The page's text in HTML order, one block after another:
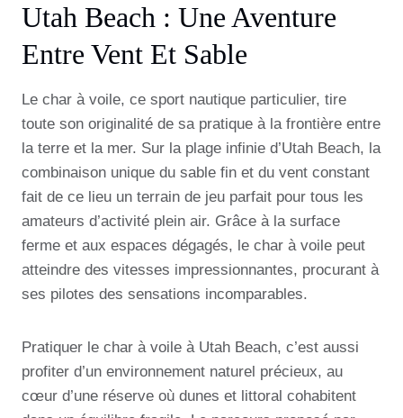
Utah Beach : Une Aventure
Entre Vent Et Sable
Le char à voile, ce sport nautique particulier, tire
toute son originalité de sa pratique à la frontière entre
la terre et la mer. Sur la plage infinie d’Utah Beach, la
combinaison unique du sable fin et du vent constant
fait de ce lieu un terrain de jeu parfait pour tous les
amateurs d’activité plein air. Grâce à la surface
ferme et aux espaces dégagés, le char à voile peut
atteindre des vitesses impressionnantes, procurant à
ses pilotes des sensations incomparables.
Pratiquer le char à voile à Utah Beach, c’est aussi
profiter d’un environnement naturel précieux, au
cœur d’une réserve où dunes et littoral cohabitent